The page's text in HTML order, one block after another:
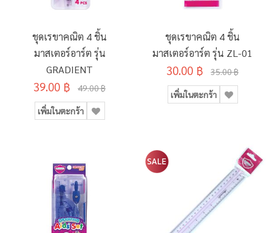
ชุดเรขาคณิต 4 ชิ้น
มาสเตอร์อาร์ต รุ่น
GRADIENT
39.00 ฿ 49.00 ฿
เพิ่มในตะกร้า
ชุดเรขาคณิต 4 ชิ้น
มาสเตอร์อาร์ต รุ่น ZL-01
30.00 ฿ 35.00 ฿
เพิ่มในตะกร้า